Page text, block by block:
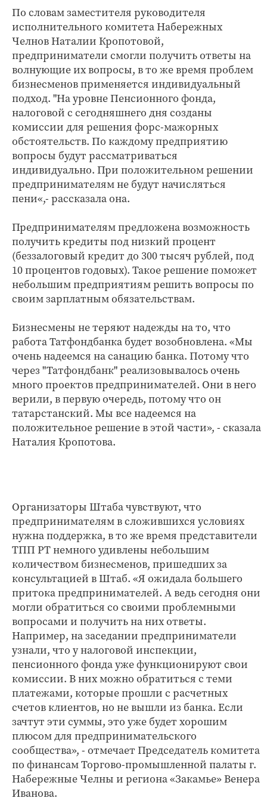
По словам заместителя руководителя
исполнительного комитета Набережных
Челнов Наталии Кропотовой,
предприниматели смогли получить ответы на
волнующие их вопросы, в то же время проблем
бизнесменов применяется индивидуальный
подход. "На уровне Пенсионного фонда,
налоговой с сегодняшнего дня созданы
комиссии для решения форс-мажорных
обстоятельств. По каждому предприятию
вопросы будут рассматриваться
индивидуально. При положительном решении
предпринимателям не будут начисляться
пени«,- рассказала она.
Предпринимателям предложена возможность
получить кредиты под низкий процент
(беззалоговый кредит до 300 тысяч рублей, под
10 процентов годовых). Такое решение поможет
небольшим предприятиям решить вопросы по
своим зарплатным обязательствам.
Бизнесмены не теряют надежды на то, что
работа Татфондбанка будет возобновлена. «Мы
очень надеемся на санацию банка. Потому что
через "Татфондбанк" реализовывалось очень
много проектов предпринимателей. Они в него
верили, в первую очередь, потому что он
татарстанский. Мы все надеемся на
положительное решение в этой части», - сказала
Наталия Кропотова.
Организаторы Штаба чувствуют, что
предпринимателям в сложившихся условиях
нужна поддержка, в то же время представители
ТПП РТ немного удивлены небольшим
количеством бизнесменов, пришедших за
консультацией в Штаб. «Я ожидала большего
притока предпринимателей. А ведь сегодня они
могли обратиться со своими проблемными
вопросами и получить на них ответы.
Например, на заседании предприниматели
узнали, что у налоговой инспекции,
пенсионного фонда уже функционируют свои
комиссии. В них можно обратиться с теми
платежами, которые прошли с расчетных
счетов клиентов, но не вышли из банка. Если
зачтут эти суммы, это уже будет хорошим
плюсом для предпринимательского
сообщества», - отмечает Председатель комитета
по финансам Торгово-промышленной палаты г.
Набережные Челны и региона «Закамье» Венера
Иванова.